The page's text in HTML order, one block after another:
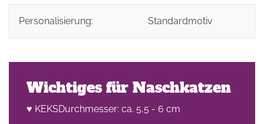
Personalisierung: Standardmotiv
Wichtiges für Naschkatzen
♥ KEKSDurchmesser: ca. 5,5 - 6 cm